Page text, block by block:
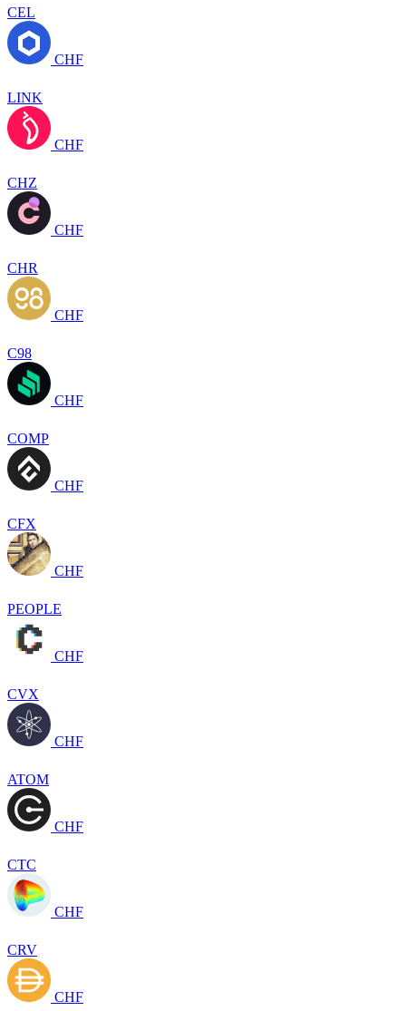
CEL
CHF
LINK
CHF
CHZ
CHF
CHR
CHF
C98
CHF
COMP
CHF
CFX
CHF
PEOPLE
CHF
CVX
CHF
ATOM
CHF
CTC
CHF
CRV
CHF